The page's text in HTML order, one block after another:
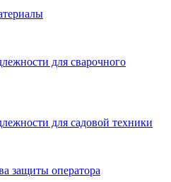
для сварочного
для садовой техники
защиты оператора